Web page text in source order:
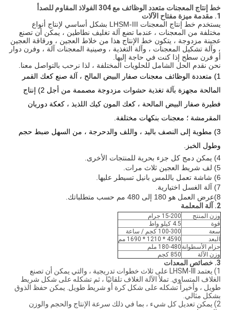
خط إنتاج المعجنات متعدد الوظائف مع 304 الفولاذ المقاوم للصدأ
1. مقدمة ميزة مفتاح الآلات
يستخدم خط إنتاج المعجنات LHSM-III بشكل أساسي لإنتاج أنواع
مختلفة من المعجنات ، عندما تضع آلة تغليف نطاطين ، يمكن أن تصنع
عجينة مزدوجة ، يتكون خط الإنتاج هذا من خلاط العجين ، ورقاقة العجين
، وآلة تشكيل المعجنات ، وآلة التغذية ، وصينية المعجنات آلة ، وفرن دوار
أو فرن سطح إذا كنت في حاجة إليها.
نحن نقدم الحل الشامل للحلويات المختلفة ، لذا نرحب بالتواصل معنا.
1) متعددة الوظائف معجنات صفار البيض المالح ، آلة صنع كعك القمر
المالحة مجهزة بآلة تغذية حشوات مزدوجة مصممة من أجل 2) إنتاج
فطيرة صفار البيض المالحة ، كعك المون كيك اللذيذ ، كعكة دوريان
المقرمشة ؛ معجنات بنكهات مختلفة.
3) مطوية إلى النصف باليد ، واللف والدحرجة ، من السهل ضبط حجم
وطول الخبز.
4)
يمكن دمج كل جزء بحرية للمنتجات الأخرى.
5) لف شريط العجين ثلاث مرات.
6) شاشة تعمل باللمس بانيل تسيطر عليها.
7) آلة الغسل اختيارية.
8) عرض العمل هو 180 إلى 480 مم حسب متطلباتك.
2. آلة المعلمة
وزن المنتج
15-200 جرام
قوة
4.5 كيلو واط
سعة
100-300 كجم / ساعة
البعد
4590 * 1210 * 1690 مم
حزام الأسطوانة 180-480 ملم
وزن الآلة
850 كجم
3. خصائص المعدات
1) يعتمد LHSM-III على ثلاث خطوات تدريجية ، والتي يمكن أن تصنع
الغلاف المتساوي. تملأ الآلة الغلاف تلقائيًا ، ثم تشكله على شكل شريط
طويل ، وأخيراً تشكله على شكل كرة أو شريط طويل. يمكن حفظ الذوق
بشكل مثالي.
2) يمكن تعديل كل شيء ، بما في ذلك سرعة الإنتاج والحجم والوزن